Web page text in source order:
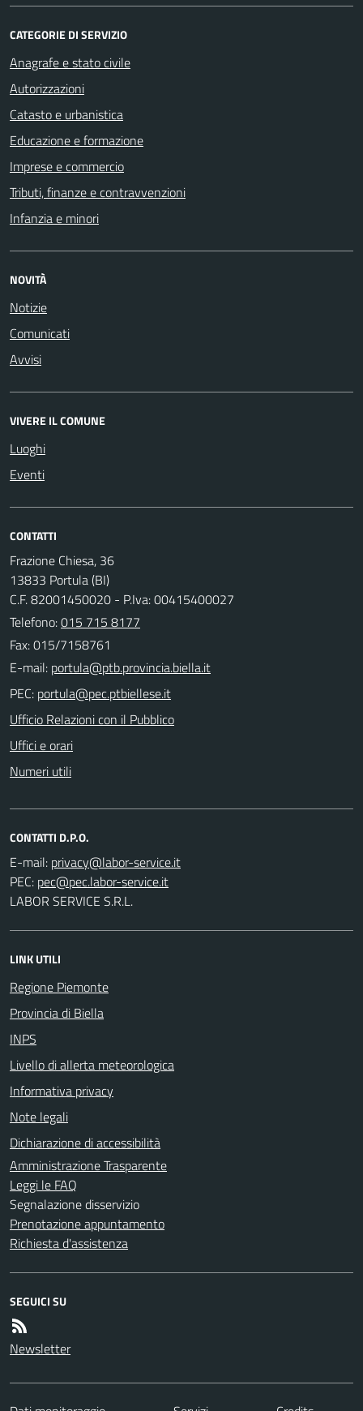
CATEGORIE DI SERVIZIO
Anagrafe e stato civile
Autorizzazioni
Catasto e urbanistica
Educazione e formazione
Imprese e commercio
Tributi, finanze e contravvenzioni
Infanzia e minori
NOVITÀ
Notizie
Comunicati
Avvisi
VIVERE IL COMUNE
Luoghi
Eventi
CONTATTI
Frazione Chiesa, 36
13833 Portula (BI)
C.F. 82001450020 - P.Iva: 00415400027
Telefono:015 715 8177
Fax: 015/7158761
E-mail:
PEC:
Ufficio Relazioni con il Pubblico
Uffici e orari
Numeri utili
CONTATTI D.P.O.
E-mail:
PEC:
LABOR SERVICE S.R.L.
LINK UTILI
Regione Piemonte
Provincia di Biella
INPS
Livello di allerta meteorologica
Informativa privacy
Note legali
Dichiarazione di accessibilità
Amministrazione Trasparente
Leggi le FAQ
Segnalazione disservizio
Prenotazione appuntamento
Richiesta d'assistenza
SEGUICI SU
Newsletter